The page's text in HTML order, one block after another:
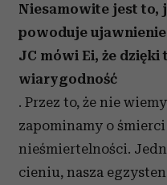
Niesamowite jest to,
powoduje
JC mówi Ei, że dzięki
wiarygodność
. Przez to, że nie
zapominamy o
nieśmiertelności.
cieniu, nasza